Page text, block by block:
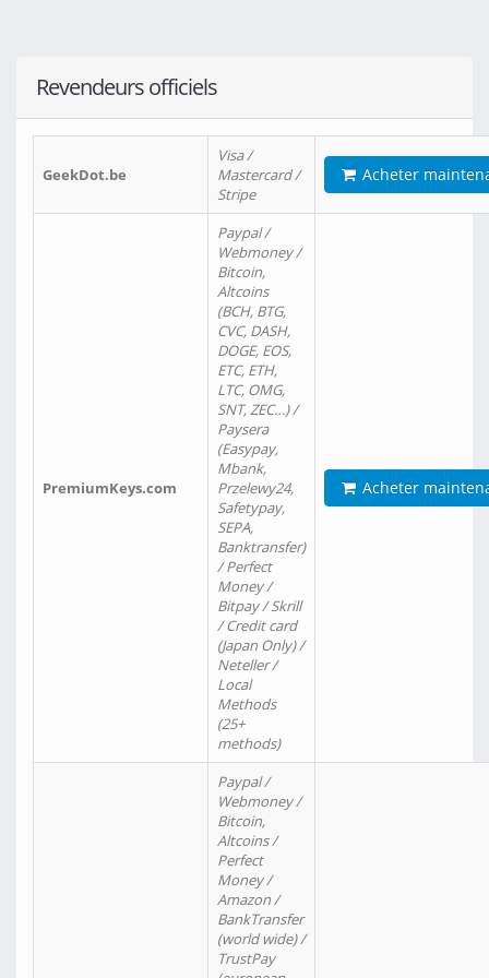
Revendeurs officiels
GeekDot.be
Visa /
Mastercard /
Stripe
Acheter
PremiumKeys.com
Paypal /
Webmoney /
Bitcoin,
Altcoins
(BCH, BTG,
CVC, DASH,
DOGE, EOS,
ETC, ETH,
LTC, OMG,
SNT, ZEC…) /
Paysera
(Easypay,
Mbank,
Przelewy24,
Safetypay,
SEPA,
Banktransfer)
/ Perfect
Money /
Bitpay / Skrill
/ Credit card
(Japan Only) /
Neteller /
Local
Methods
(25+
methods)
Acheter
Paypal /
Webmoney /
Bitcoin,
Altcoins /
Perfect
Money /
Amazon /
BankTransfer
(world wide) /
TrustPay